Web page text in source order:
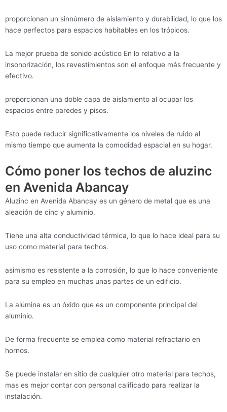
proporcionan un sinnúmero de aislamiento y durabilidad, lo que los
hace perfectos para espacios habitables en los trópicos.
La mejor prueba de sonido acústico En lo relativo a la
insonorización, los revestimientos son el enfoque más frecuente y
efectivo.
proporcionan una doble capa de aislamiento al ocupar los
espacios entre paredes y pisos.
Esto puede reducir significativamente los niveles de ruido al
mismo tiempo que aumenta la comodidad espacial en su hogar.
Cómo poner los techos de aluzinc
en Avenida Abancay
Aluzinc en Avenida Abancay es un género de metal que es una
aleación de cinc y aluminio.
Tiene una alta conductividad térmica, lo que lo hace ideal para su
uso como material para techos.
asimismo es resistente a la corrosión, lo que lo hace conveniente
para su empleo en muchas unas partes de un edificio.
La alúmina es un óxido que es un componente principal del
aluminio.
De forma frecuente se emplea como material refractario en
hornos.
Se puede instalar en sitio de cualquier otro material para techos,
mas es mejor contar con personal calificado para realizar la
instalación.